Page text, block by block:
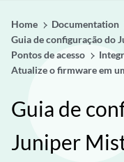
Home Documentation
Guia de configuração do
Pontos de acesso
Atualize o firmware em
Guia de
Juniper